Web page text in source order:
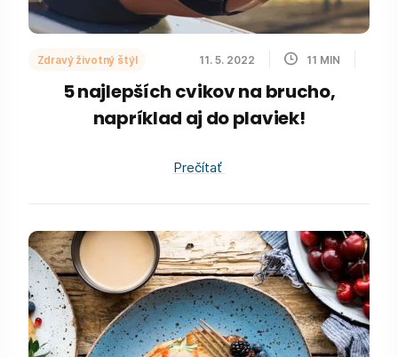
Zdravý životný štýl 11. 5. 2022 11 MIN
5 najlepších cvikov na brucho,
napríklad aj do plaviek!
Prečítať